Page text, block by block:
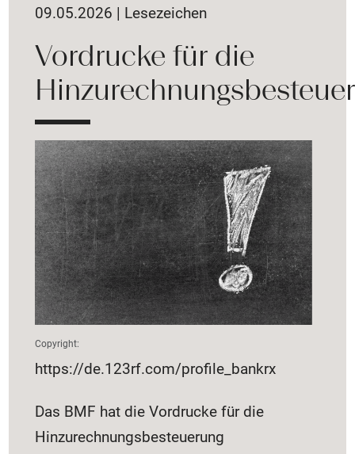
09.05.2026 | Lesezeichen
Vordrucke für die
Copyright:
https://de.123rf.com/profile_bankrx
Das BMF hat die Vordrucke für die
Hinzurechnungsbesteuerung